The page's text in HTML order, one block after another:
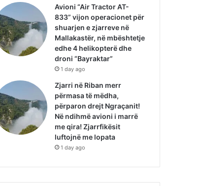
Avioni “Air Tractor AT-
833” vijon operacionet për
shuarjen e zjarreve në
Mallakastër, në mbështetje
edhe 4 helikopterë dhe
droni “Bayraktar”
1 day ago
Zjarri në Riban merr
përmasa të mëdha,
përparon drejt Ngraçanit!
Në ndihmë avioni i marrë
me qira! Zjarrfikësit
luftojnë me lopata
1 day ago